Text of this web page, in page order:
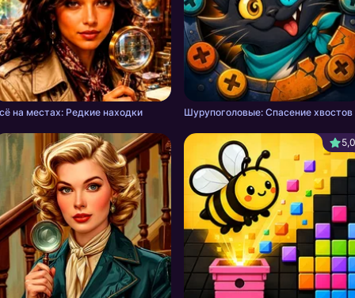
на местах: Редкие находки Шурупоголовые: Спасение хвостов
5,0